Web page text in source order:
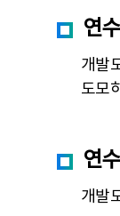
연
개발
도모
연
개발